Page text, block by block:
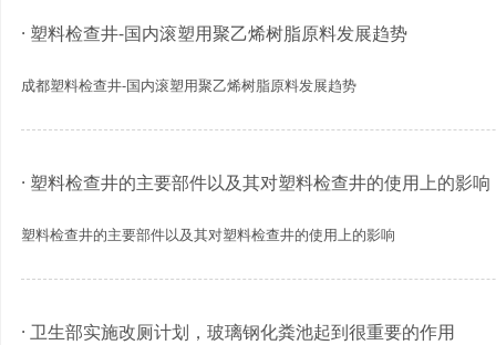
· 塑料检查井-国内滚塑用聚乙烯树脂原料发展趋势
成都塑料检查井-国内滚塑用聚乙烯树脂原料发展趋势
· 塑料检查井的主要部件以及其对塑料检查井的使用上的影响
塑料检查井的主要部件以及其对塑料检查井的使用上的影响
· 卫生部实施改厕计划，玻璃钢化粪池起到很重要的作用